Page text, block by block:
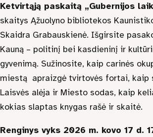
Ketvirtąją paskaitą „Gubernijos
skaitys Ąžuolyno bibliotekos
Skaidra Grabauskienė. Išgirsite
Kauną – politinį bei kasdieninį ir
gyvenimą. Sužinosite, kaip carinės
miestą apraizgė tvirtovės fortai, kaip
Laisvės alėja ir Miesto sodas, kaip
kokias slaptas knygas rašė ir skaitė.
Renginys vyks 2026 m. kovo 17 d.